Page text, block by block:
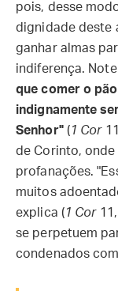
pois, desse
dignidade deste
ganhar almas
indiferença.
que comer o
indignamente
Senhor"(1 Cor
de Corinto,
profanações.
muitos
explica (1 Cor11,
se perpetuem
condenados